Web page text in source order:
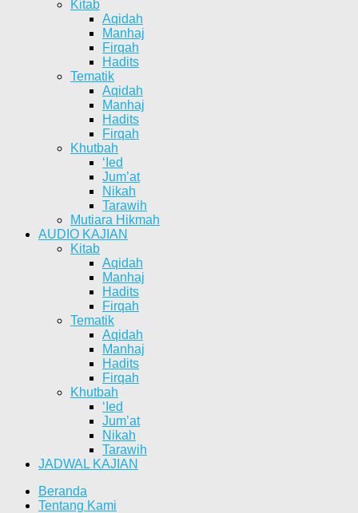
Kitab
Aqidah
Manhaj
Firqah
Hadits
Tematik
Aqidah
Manhaj
Hadits
Firqah
Khutbah
‘Ied
Jum’at
Nikah
Tarawih
Mutiara Hikmah
AUDIO KAJIAN
Kitab
Aqidah
Manhaj
Hadits
Firqah
Tematik
Aqidah
Manhaj
Hadits
Firqah
Khutbah
‘Ied
Jum’at
Nikah
Tarawih
JADWAL KAJIAN
Beranda
Tentang Kami